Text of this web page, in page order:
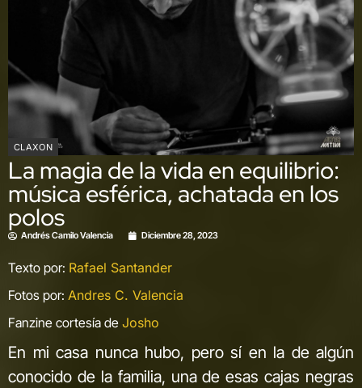
CLAXON
La magia de la vida en equilibrio:
música esférica, achatada en los
polos
Andrés Camilo Valencia Diciembre 28, 2023
Texto por: Rafael Santander
Fotos por: Andres C. Valencia
Fanzine cortesía de Josho
En mi casa nunca hubo, pero sí en la de algún
conocido de la familia, una de esas cajas negras